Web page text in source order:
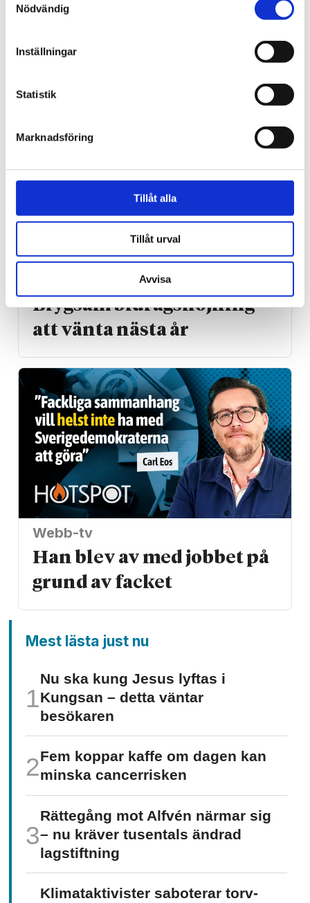
Nödvändig
Inställningar
Statistik
Marknadsföring
Tillåt alla
Tillåt urval
Avvisa
bibel när han sökte vård
Blygsam bidrags­höjning
att vänta nästa år
Webb-tv
Han blev av med jobbet på
grund av facket
Mest lästa just nu
Nu ska kung Jesus lyftas i
Kungsan – detta väntar
besökaren
Fem koppar kaffe om dagen kan
minska cancer­risken
Rättegång mot Alfvén närmar sig
– nu kräver tusentals ändrad
lagstiftning
Klimat­aktivister saboterar torv­